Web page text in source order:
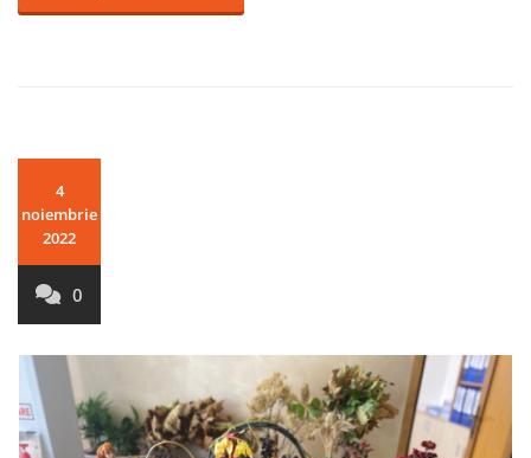
4
noiembrie
2022
0